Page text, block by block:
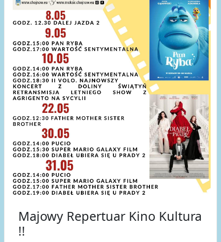
Majowy Repertuar Kino Kultura
!!